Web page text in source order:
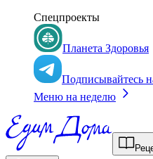
Спецпроекты
Планета Здоровья
Подписывайтесь
Меню на неделю